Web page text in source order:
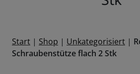
Start | Shop | Unkategorisiert |
Schraubenstütze flach 2 Stk